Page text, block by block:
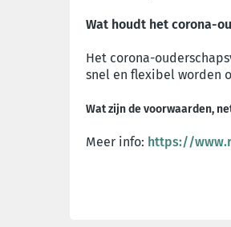
Wat houdt het corona-
Het corona-
snel en flexibel worden
Wat zijn de voorwaarden,
Meer info: https://